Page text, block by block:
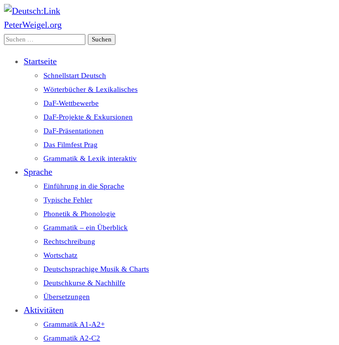
Deutsch:Link
Edu-Portál pro němčinu | Interaktiver Unterricht Deutsch als Fremdsprache auf einen Blick
PeterWeigel.org
Suchen
Startseite
Schnellstart Deutsch
Wörterbücher & Lexikalisches
DaF-Wettbewerbe
DaF-Projekte & Exkursionen
DaF-Präsentationen
Das Filmfest Prag
Grammatik & Lexik interaktiv
Sprache
Einführung in die Sprache
Typische Fehler
Phonetik & Phonologie
Grammatik – ein Überblick
Rechtschreibung
Wortschatz
Deutschsprachige Musik & Charts
Deutschkurse & Nachhilfe
Übersetzungen
Aktivitäten
Grammatik A1-A2+
Grammatik A2-C2